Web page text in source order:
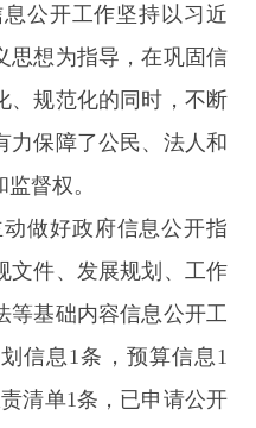
公开工作坚持以习近
思想为指导，在巩固信
、规范化的同时，不断
力保障了公民、法人和
督权。
动做好政府信息公开指
文件、发展规划、工作
等基础内容信息公开工
信息 1条，预算信息1
清单1条，已申请公开